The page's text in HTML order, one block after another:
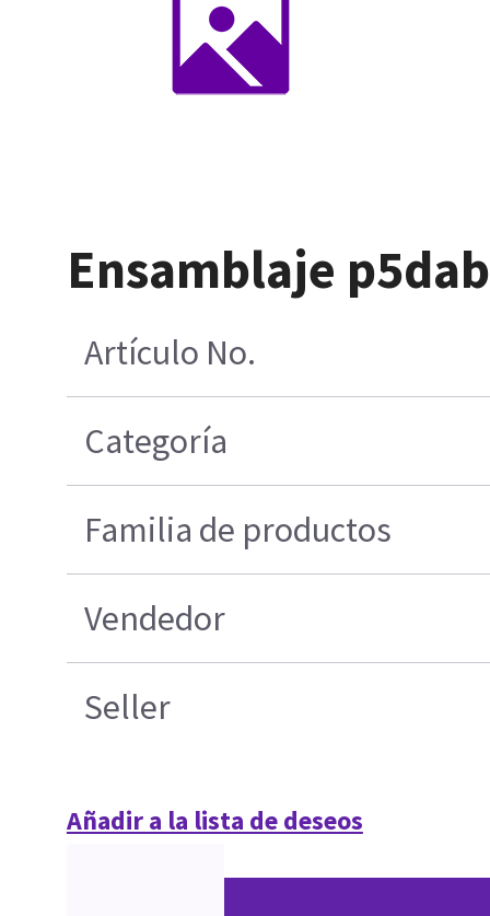
Ensamblaje p5dab
Artículo No.
Categoría
Familia de productos
Vendedor
Seller
Añadir a la lista de deseos